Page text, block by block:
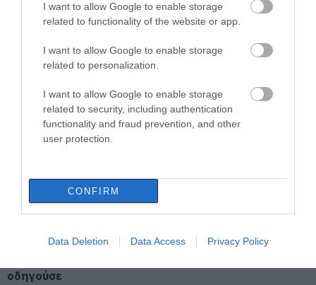
I want to allow Google to enable storage
related to functionality of the website or app.
I want to allow Google to enable storage
related to personalization.
I want to allow Google to enable storage
related to security, including authentication
functionality and fraud prevention, and other
user protection.
CONFIRM
Data Deletion Data Access Privacy Policy
Αυγουστιάτικη απόβαση στην
Υψηλή Γέφυρα Χαλκίδας
07.08.2026 | 16:45
Άνδρας απειλούσε να πέσει από
το μπαλκόνι
07.08.2026 | 16:30
Διακοπές στην Κάρυστο: Το Χωνί
είναι ο προορισμός για
αυθεντικές ελληνικές γεύσεις
Δύο ακόμη στελέχη αποχωρούν
καταγγέλλοντας κλειστό
Τραγική κατάληξη είχε
η θαλάσσια εκδρομή
για 57χρονο τουρίστα
κατεδαφιστέα στο
Πόρτο Γερμενό
Οδηγός λεωφορείου
οδηγούσε
Άνδρας απειλούσε να
πέσει από το μπαλκόνι